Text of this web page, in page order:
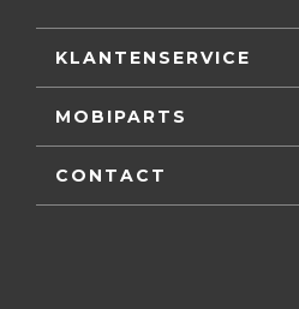
KLANTENSERVICE
MOBIPARTS
CONTACT